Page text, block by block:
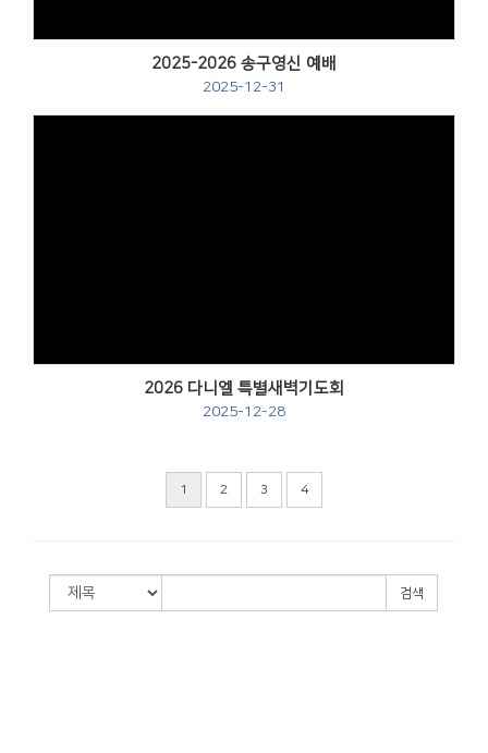
2025-2026 송구영신 예배
2025-12-31
2026 다니엘 특별새벽기도회
2025-12-28
1 2 3 4
검색